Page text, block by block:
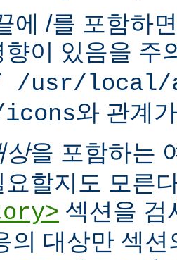
에 /를 포함하
향이 있음을 주
/usr/local/
와 관계
상을 포함하는
할지도 모른
섹션을 검
의 대상만 섹